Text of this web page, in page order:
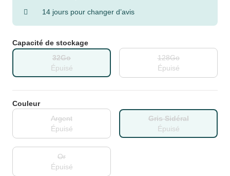
14 jours pour changer d’avis
Capacité de stockage
32Go
Épuisé
128Go
Épuisé
Couleur
Argent
Épuisé
Gris Sidéral
Épuisé
Or
Épuisé